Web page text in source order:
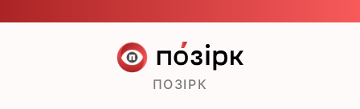
ПОЗІРК